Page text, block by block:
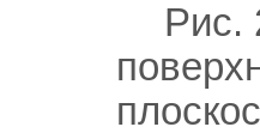
Рис.